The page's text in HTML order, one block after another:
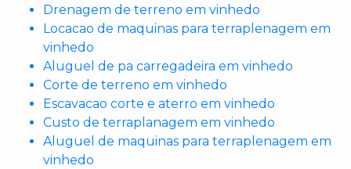
Drenagem de terreno em vinhedo
Locacao de maquinas para terraplenagem em
vinhedo
Aluguel de pa carregadeira em vinhedo
Corte de terreno em vinhedo
Escavacao corte e aterro em vinhedo
Custo de terraplanagem em vinhedo
Aluguel de maquinas para terraplenagem em
vinhedo